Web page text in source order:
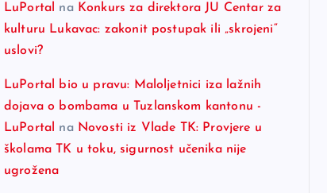
LuPortal
na Konkurs za direktora JU Centar za
kulturu Lukavac: zakonit postupak ili „skrojeni“
uslovi?
LuPortal bio u pravu: Maloljetnici iza lažnih
dojava o bombama u Tuzlanskom kantonu -
LuPortal
na Novosti iz Vlade TK: Provjere u
školama TK u toku, sigurnost učenika nije
ugrožena